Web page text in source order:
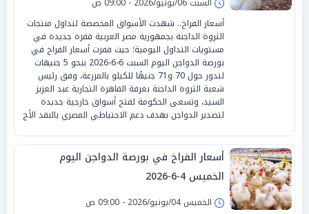
أسعار الفراخ.. شهدت الأسواق المخصصة لتداول منتجات
الثروة الداجنة بجمهورية مصر العربية قفزة جديدة في
مستويات التداول اليومية؛ حيث قفزت أسعار الفراخ في
بورصة الدواجن اليوم السبت 6-6-2026 بنحو 5 جنيهات
لتدور حول 70 و71 جنيهًا للكيلو بالمزرعة، وفق رئيس
شعبة الثروة الداجنة بغرفة القاهرة التجارية عبد العزيز
السيد، وتسعى الحكومة لفتح أسواق خارجية جديدة
لتصدير الدواجن بهدف دعم الاحتياطي المصري بالنقد الأج
أسعار الفراخ في بورصة الدواجن اليوم
الخميس 4-6-2026
الخميس 04/يونيو/2026 - 09:00 ص